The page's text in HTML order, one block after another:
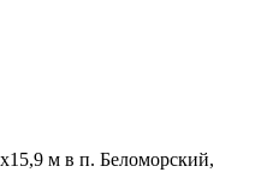
м в п. Беломорский,